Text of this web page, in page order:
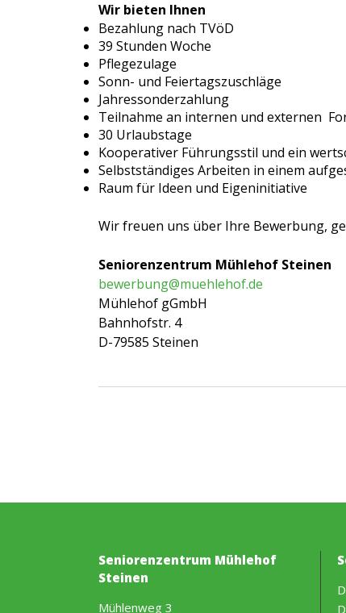
Wir bieten Ihnen
Bezahlung nach TVöD
39 Stunden Woche
Pflegezulage
Sonn- und Feiertagszuschläge
Jahressonderzahlung
Teilnahme an internen und externen
30 Urlaubstage
Kooperativer Führungsstil und ein
Selbstständiges Arbeiten in einem
Raum für Ideen und Eigeninitiative
Wir freuen uns über Ihre Bewerbung,
Seniorenzentrum Mühlehof Steinen
bewerbung@muehlehof.de
Mühlehof gGmbH
Bahnhofstr. 4
D-79585 Steinen
Seniorenzentrum Mühlehof
Steinen
Mühlenweg 3